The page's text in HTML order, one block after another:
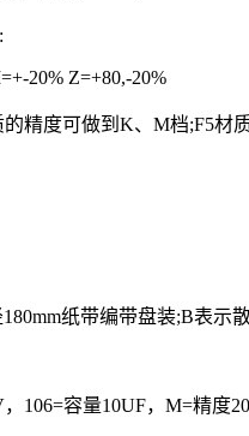
20% Z=+80,-20%
精度可做到K、M档;F5材
纸带编带盘装;B表示散
106=容量10UF，M=精度